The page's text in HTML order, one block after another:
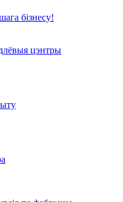
бізнесу!
цэнтры